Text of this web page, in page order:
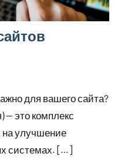
для вашего сайта?
— это комплекс
на улучшение
системах. […]